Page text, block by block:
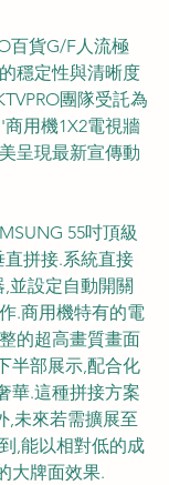
百貨G/F人流極
穩定性與清晰度
團隊受託為
用機1X2電視牆
呈現最新宣傳動
55吋頂級
直拼接.系統直接
並設定自動開關
.商用機特有的電
的超高畫質畫面
半部展示,配合化
華.這種拼接方案
,未來若需擴展至
,能以相對低的成
大牌面效果.